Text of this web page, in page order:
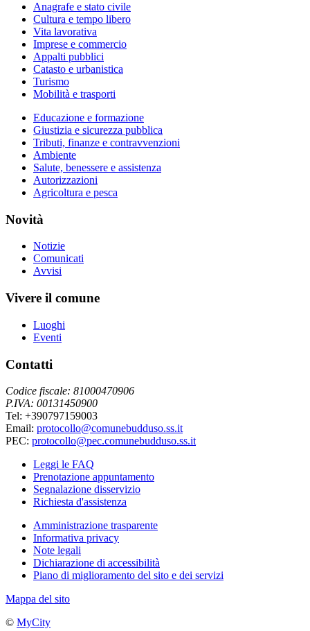
Anagrafe e stato civile
Cultura e tempo libero
Vita lavorativa
Imprese e commercio
Appalti pubblici
Catasto e urbanistica
Turismo
Mobilità e trasporti
Educazione e formazione
Giustizia e sicurezza pubblica
Tributi, finanze e contravvenzioni
Ambiente
Salute, benessere e assistenza
Autorizzazioni
Agricoltura e pesca
Novità
Notizie
Comunicati
Avvisi
Vivere il comune
Luoghi
Eventi
Contatti
Codice fiscale: 81000470906
P.IVA: 00131450900
Tel: +390797159003
Email: protocollo@comunebudduso.ss.it
PEC: protocollo@pec.comunebudduso.ss.it
Leggi le FAQ
Prenotazione appuntamento
Segnalazione disservizio
Richiesta d'assistenza
Amministrazione trasparente
Informativa privacy
Note legali
Dichiarazione di accessibilità
Piano di miglioramento del sito e dei servizi
Mappa del sito
© MyCity